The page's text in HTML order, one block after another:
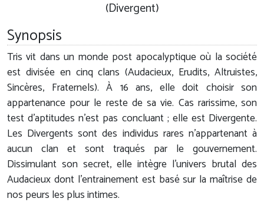
(Divergent)
Synopsis
Tris vit dans un monde post apocalyptique où la société
est divisée en cinq clans (Audacieux, Erudits, Altruistes,
Sincères, Fraternels). À 16 ans, elle doit choisir son
appartenance pour le reste de sa vie. Cas rarissime, son
test d’aptitudes n’est pas concluant ; elle est Divergente.
Les Divergents sont des individus rares n’appartenant à
aucun clan et sont traqués par le gouvernement.
Dissimulant son secret, elle intègre l’univers brutal des
Audacieux dont l’entrainement est basé sur la maîtrise de
nos peurs les plus intimes.